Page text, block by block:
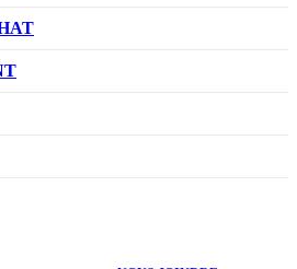
CONCESSIONNAIRE
VOTRE VÉHICULE
UN ESSAI ROUTIER
UN PRIX
CRÉDIT AUTO
RENDEZ-VOUS
SKYACTIV